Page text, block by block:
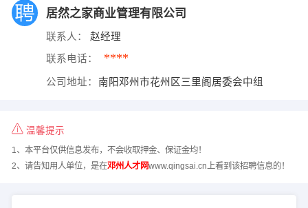
居然之家商业管理有限公司
联系人： 赵经理
联系电话： ****
公司地址： 南阳邓州市花州区三里阁居委会中组
温馨提示
1、本平台仅供信息发布，不会收取押金、保证金均！
2、请告知用人单位，是在邓州人才网www.qingsai.cn上看到该招聘信息的！